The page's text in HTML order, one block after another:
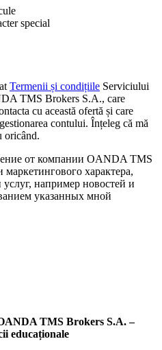
special
Termenii și condițiile Serviciului
TMS Brokers S.A., care
cu această ofertă și care
contului. Înțeleg că mă
oricând.
от компании OANDA TMS
характера,
например новостей и
указанных мной
TMS Brokers S.A. –
educaționale